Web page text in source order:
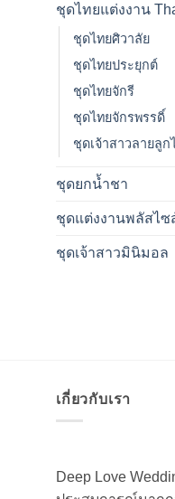
ชุดไทยแต่งงาน
ชุดไทยศิวาลัย
ชุดไทยประยุกต์
ชุดไทยจักรี
ชุดไทยจักรพรรดิ์
ชุดเจ้าสาวลายลูก
ชุดยกน้ำชา
ชุดแต่งงานพลัสไซ
ชุดเจ้าสาวมินิมอล
เกี่ยวกับเรา
Deep Love